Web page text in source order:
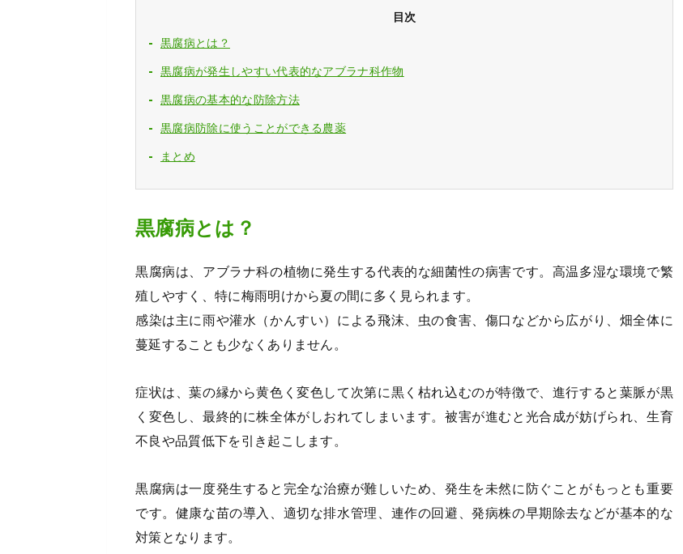
目次
黒腐病とは？
黒腐病が発生しやすい代表的なアブラナ科作物
黒腐病の基本的な防除方法
黒腐病防除に使うことができる農薬
まとめ
黒腐病とは？
黒腐病は、アブラナ科の植物に発生する代表的な細菌性の病害です。高温多湿な環境で繁
殖しやすく、特に梅雨明けから夏の間に多く見られます。
感染は主に雨や灌水（かんすい）による飛沫、虫の食害、傷口などから広がり、畑全体に
蔓延することも少なくありません。
症状は、葉の縁から黄色く変色して次第に黒く枯れ込むのが特徴で、進行すると葉脈が黒
く変色し、最終的に株全体がしおれてしまいます。被害が進むと光合成が妨げられ、生育
不良や品質低下を引き起こします。
黒腐病は一度発生すると完全な治療が難しいため、発生を未然に防ぐことがもっとも重要
です。健康な苗の導入、適切な排水管理、連作の回避、発病株の早期除去などが基本的な
対策となります。